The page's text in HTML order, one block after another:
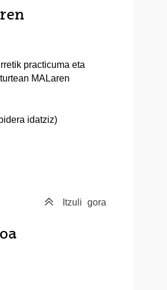
practicuma eta
MALaren
idatziz)
Itzuli gora